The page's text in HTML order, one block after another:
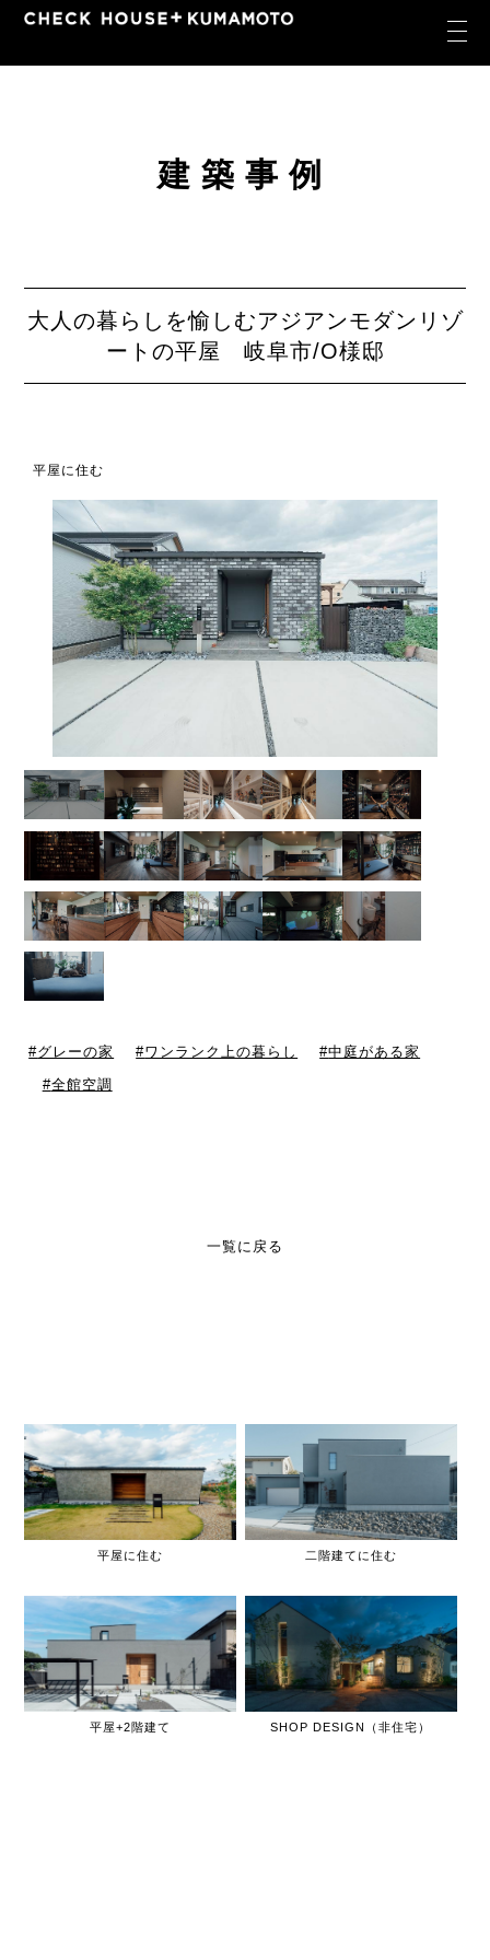
建築事例
大人の暮らしを愉しむアジアンモダンリゾ
ートの平屋 岐阜市/O様邸
平屋に住む
グレーの家 ワンランク上の暮らし 中庭がある家
全館空調
一覧に戻る
平屋に住む 二階建てに住む
平屋+2階建て SHOP DESIGN（非住宅）